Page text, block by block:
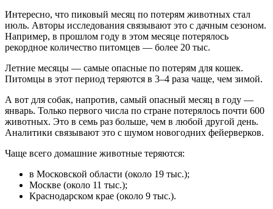
Интересно, что пиковый месяц по потерям животных стал
июль. Авторы исследования связывают это с дачным сезоном.
Например, в прошлом году в этом месяце потерялось
рекордное количество питомцев — более 20 тыс.
Летние месяцы — самые опасные по потерям для кошек.
Питомцы в этот период теряются в 3–4 раза чаще, чем зимой.
А вот для собак, напротив, самый опасный месяц в году —
январь. Только первого числа по стране потерялось почти 600
животных. Это в семь раз больше, чем в любой другой день.
Аналитики связывают это с шумом новогодних фейерверков.
Чаще всего домашние животные теряются:
в Московской области (около 19 тыс.);
Москве (около 11 тыс.);
Краснодарском крае (около 9 тыс.).